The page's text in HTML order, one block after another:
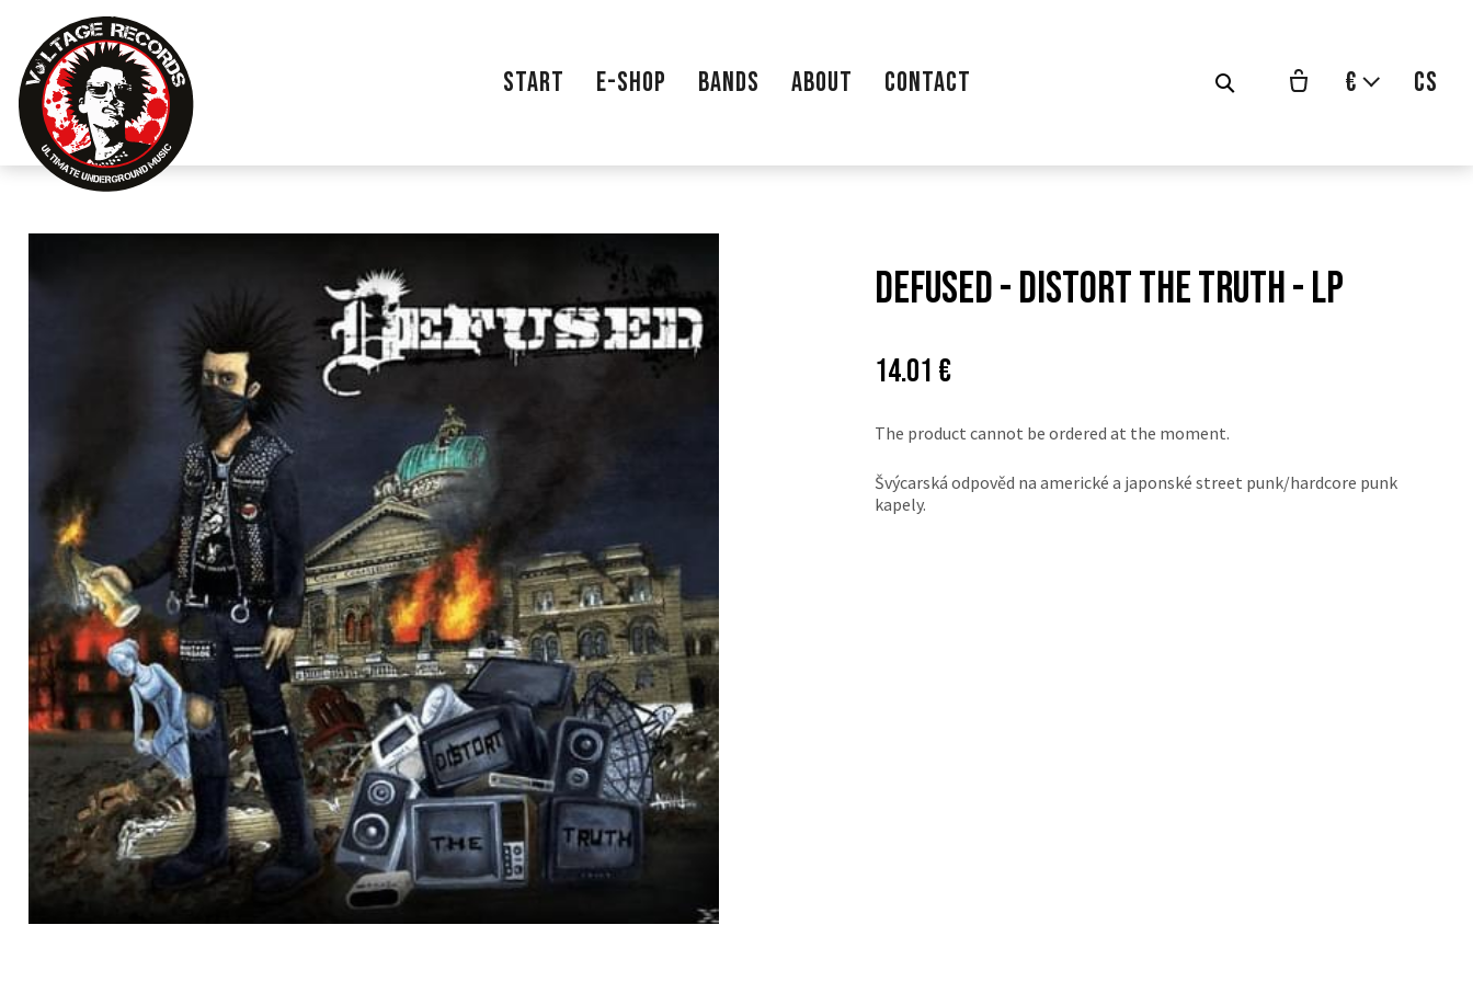
START E-SHOP BANDS ABOUT CONTACT € cs
DEFUSED - Distort The Truth - LP
Price:
14.01 €
The product cannot be ordered at the moment.
Švýcarská odpověd na americké a japonské street punk/hardcore punk
kapely.